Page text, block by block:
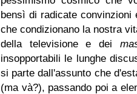
bensì di radicate convinzioni
che condizionano la nostra
della televisione e dei
insopportabili le lunghe
si parte dall'assunto che
(ma và?), passando poi a